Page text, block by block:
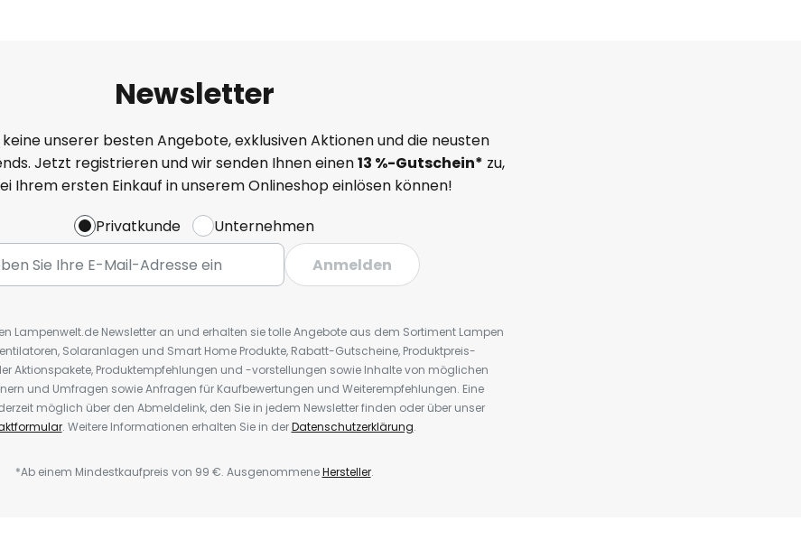
Newsletter
unserer besten Angebote, exklusiven Aktionen und die neusten
Jetzt registrieren und wir senden Ihnen einen13 %-Gutschein* zu,
Ihrem ersten Einkauf in unserem Onlineshop einlösen können!
Privatkunde
Unternehmen
Anmelden
Lampenwelt.de Newsletter an und erhalten sie tolle Angebote aus dem Sortiment Lampen
Solaranlagen und Smart Home Produkte, Rabatt-Gutscheine, Produktpreis-
Aktionspakete, Produktempfehlungen und -vorstellungen sowie Inhalte von möglichen
und Umfragen sowie Anfragen für Kaufbewertungen und Weiterempfehlungen. Eine
möglich über den Abmeldelink, den Sie in jedem Newsletter finden oder über unser
. Weitere Informationen erhalten Sie in derDatenschutzerklärung.
*Ab einem Mindestkaufpreis von 99 €. AusgenommeneHersteller.